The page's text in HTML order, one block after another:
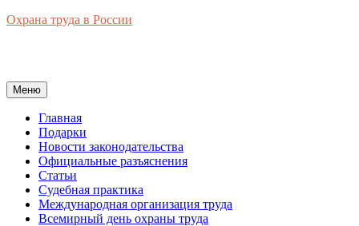
Перейти
Охрана труда в России
Меню
Главная
Подарки
Новости законодательства
Официальные разъяснения
Статьи
Судебная практика
Международная организация труда
Всемирный день охраны труда